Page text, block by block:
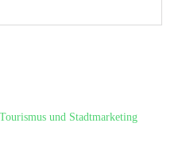
und Stadtmarketing